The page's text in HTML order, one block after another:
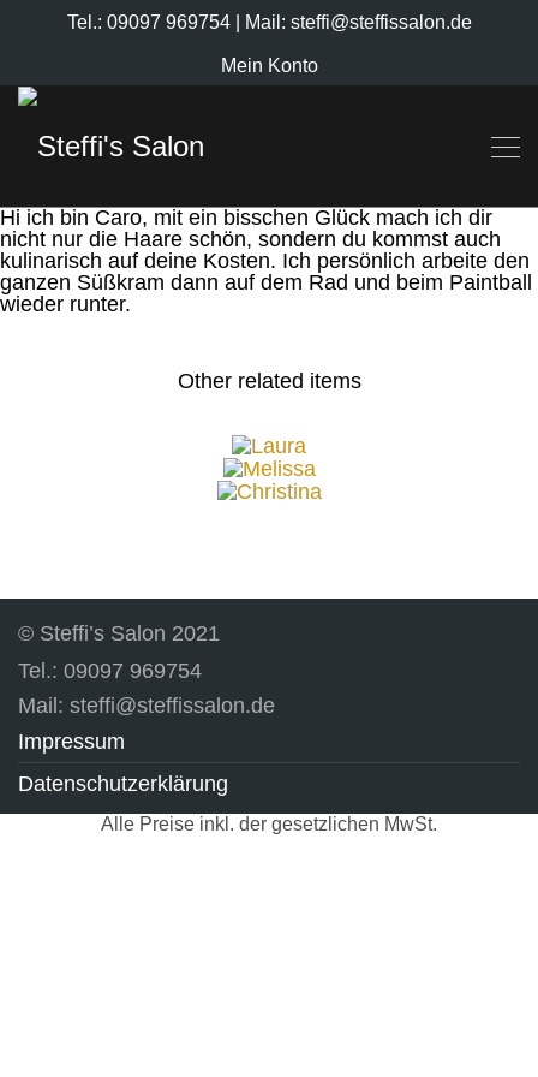
Tel.: 09097 969754| Mail: steffi@steffissalon.de
Mein Konto
Hi ich bin Caro, mit ein bisschen Glück mach ich dir
nicht nur die Haare schön, sondern du kommst auch
kulinarisch auf deine Kosten. Ich persönlich arbeite den
ganzen Süßkram dann auf dem Rad und beim Paintball
wieder runter.
Other related items
Laura
© Steffi’s Salon 2021
Tel.: 09097 969754
Mail: steffi@steffissalon.de
Impressum
Datenschutzerklärung
Alle Preise inkl. der gesetzlichen MwSt.